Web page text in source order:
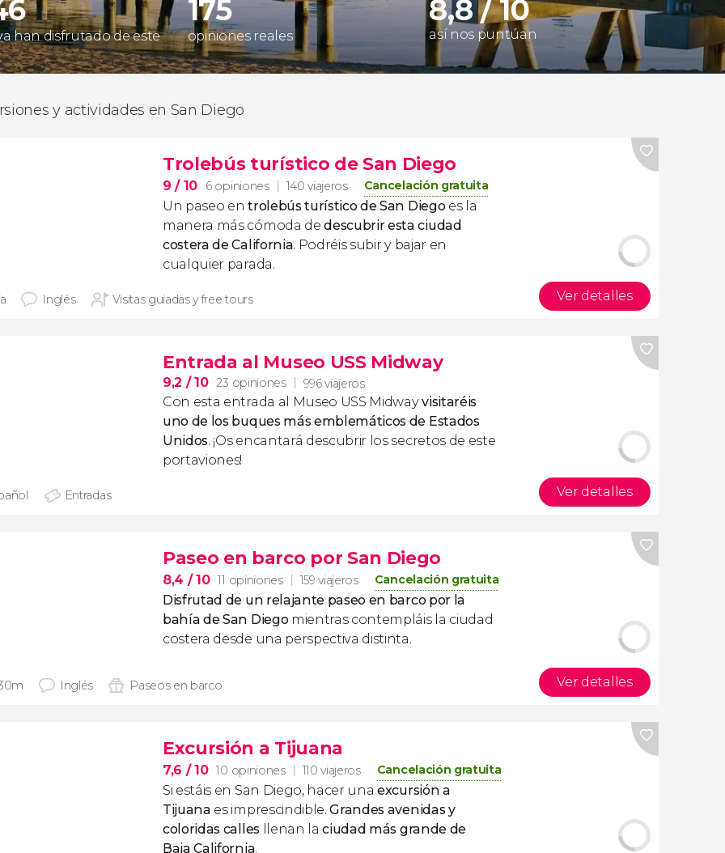
han disfrutado de este
175
opiniones reales
8,8 / 10
así nos puntúan
y actividades en San Diego
Trolebús turístico de San Diego
9/ 10 6 opiniones 140 viajeros Cancelación gratuita
Un paseo entrolebús turístico de San Diegoes la
manera más cómoda dedescubrir esta ciudad
costera de California. Podréis subir y bajar en
cualquier parada.
Inglés Visitas guiadas y free tours Ver detalles
Entrada al Museo USS Midway
9,2 / 10 23 opiniones 996 viajeros
Con esta entrada al Museo USS Midwayvisitaréis
uno de los buques más emblemáticos de Estados
Unidos. ¡Os encantará descubrir los secretos de este
portaviones!
Entradas Ver detalles
Paseo en barco por San Diego
8,4 / 10 11 opiniones 159 viajeros Cancelación gratuita
Disfrutad de un relajante paseo en barco por la
bahía de San Diegomientras contempláis la ciudad
costera desde una perspectiva distinta.
Inglés Paseos en barco Ver detalles
Excursión a Tijuana
7,6 / 10 10 opiniones 110 viajeros Cancelación gratuita
Si estáis en San Diego, hacer unaexcursión a
Tijuana es imprescindible.Grandes avenidas y
coloridas callesllenan laciudad más grande de
Baja California.